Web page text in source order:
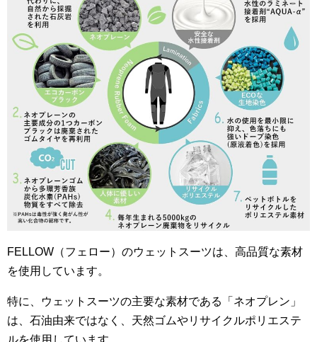
FELLOW（フェロー）のウェットスーツは、高品質な素材
を使用しています。
特に、ウェットスーツの主要な素材である「ネオプレン」
は、石油由来ではなく、天然ゴムやリサイクルポリエステ
ルを使用しています。